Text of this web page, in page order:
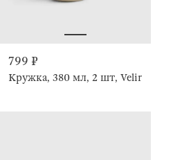
799 ₽
Кружка, 380 мл, 2 шт, Velir